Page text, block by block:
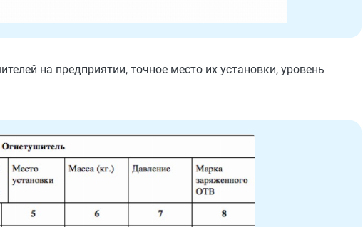
на предприятии, точное место их установки, уровень